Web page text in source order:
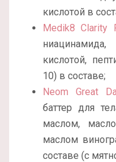
кислотой в
Medik8 Clarity
кислотой,
10) в составе;
Neom Great
баттер для
маслом,
маслом
составе (с